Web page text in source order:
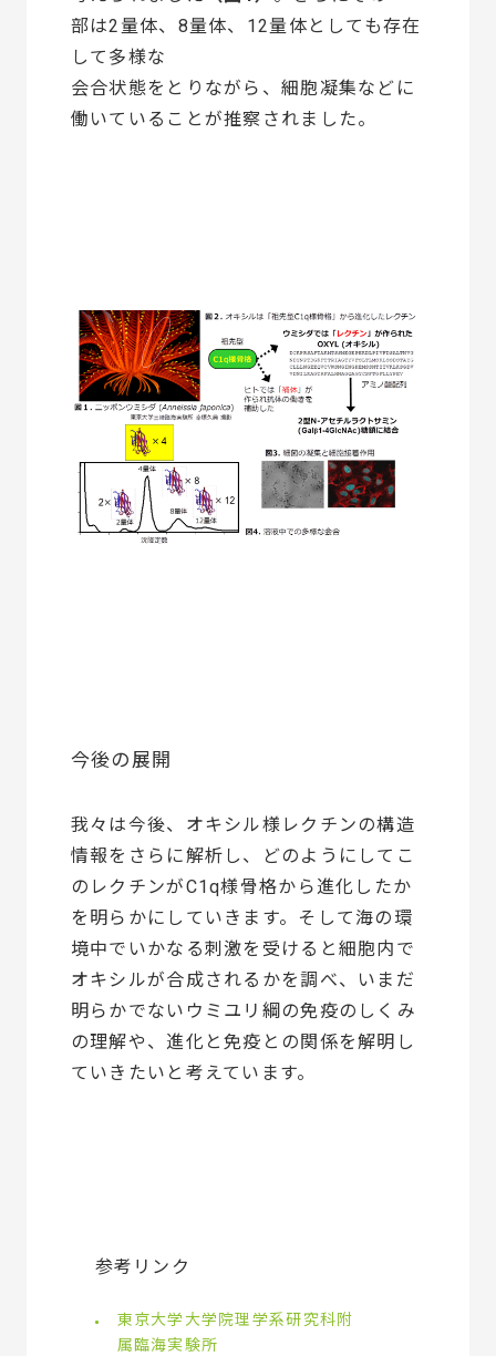
部は2量体、8量体、12量体としても存在
して多様な
会合状態をとりながら、細胞凝集などに
働いていることが推察されました。
今後の展開
我々は今後、オキシル様レクチンの構造
情報をさらに解析し、どのようにしてこ
のレクチンがC1q様骨格から進化したか
を明らかにしていきます。そして海の環
境中でいかなる刺激を受けると細胞内で
オキシルが合成されるかを調べ、いまだ
明らかでないウミユリ綱の免疫のしくみ
の理解や、進化と免疫との関係を解明し
ていきたいと考えています。
参考リンク
東京大学大学院理学系研究科附
属臨海実験所